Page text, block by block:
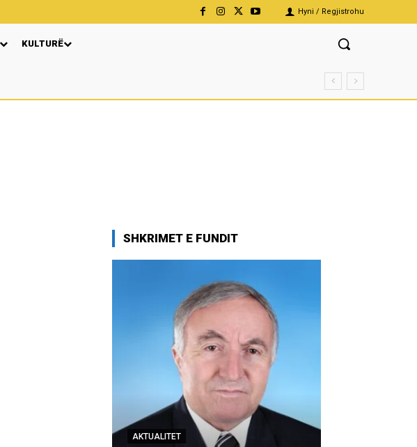
Hyni / Regjistrohu
KULTURË
SHKRIMET E FUNDIT
AKTUALITET